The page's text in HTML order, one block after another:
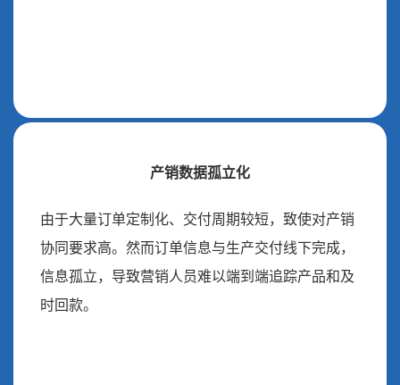
产销数据孤立化
由于大量订单定制化、交付周期较短，致使对产销
协同要求高。然而订单信息与生产交付线下完成，
信息孤立，导致营销人员难以端到端追踪产品和及
时回款。